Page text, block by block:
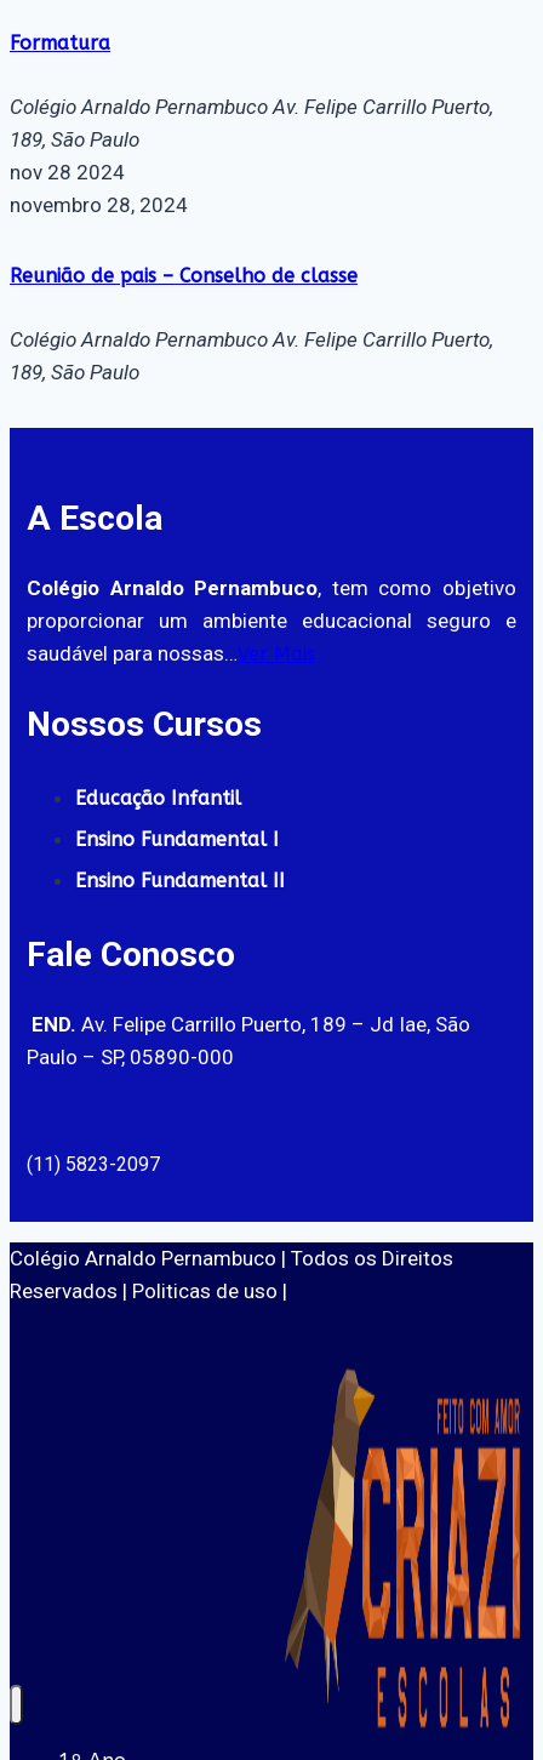
Formatura
Colégio Arnaldo Pernambuco Av. Felipe Carrillo Puerto,
189, São Paulo
nov 28 2024
novembro 28, 2024
Reunião de pais – Conselho de classe
Colégio Arnaldo Pernambuco Av. Felipe Carrillo Puerto,
189, São Paulo
A Escola
Colégio Arnaldo Pernambuco, tem como objetivo
proporcionar um ambiente educacional seguro e
saudável para nossas…Ver Mais
Nossos Cursos
Educação Infantil
Ensino Fundamental I
Ensino Fundamental II
Fale Conosco
END. Av. Felipe Carrillo Puerto, 189 – Jd Iae, São
Paulo – SP, 05890-000
(11) 5823-2097
Colégio Arnaldo Pernambuco | Todos os Direitos
Reservados | Politicas de uso |